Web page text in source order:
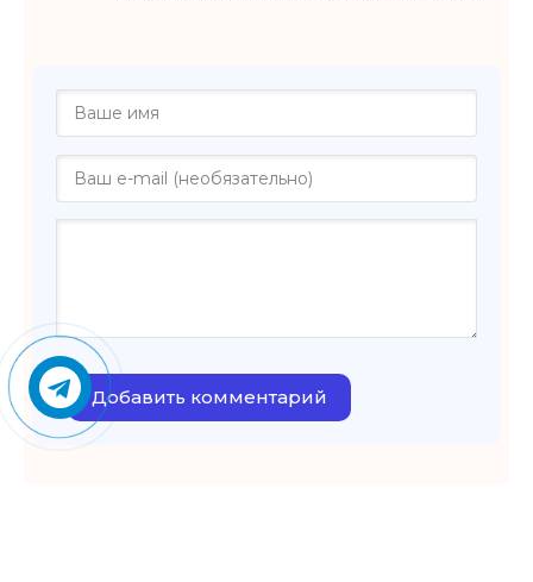
Добавить комментарий